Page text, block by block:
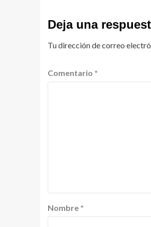
Deja una
Tu dirección de correo
Comentario *
Nombre *